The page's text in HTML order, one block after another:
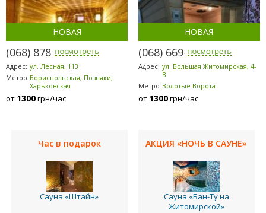
НОВАЯ
(068) 878-5953
Адрес: ул. Лесная, 113
Метро: Бориспольская, Позняки,
Харьковская
от 1300грн/час
НОВАЯ
(068) 669-7071
Адрес: ул. Большая Житомирская, 4-
В
Метро:Золотые Ворота
от 1300грн/час
Час в подарок
Сауна «Штайн»
АКЦИЯ «НОЧЬ В САУНЕ»
Сауна «Бан-Ту на
Житомирской»